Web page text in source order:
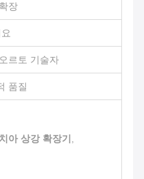
장
르토 기술자
품질
아 상강 확장기